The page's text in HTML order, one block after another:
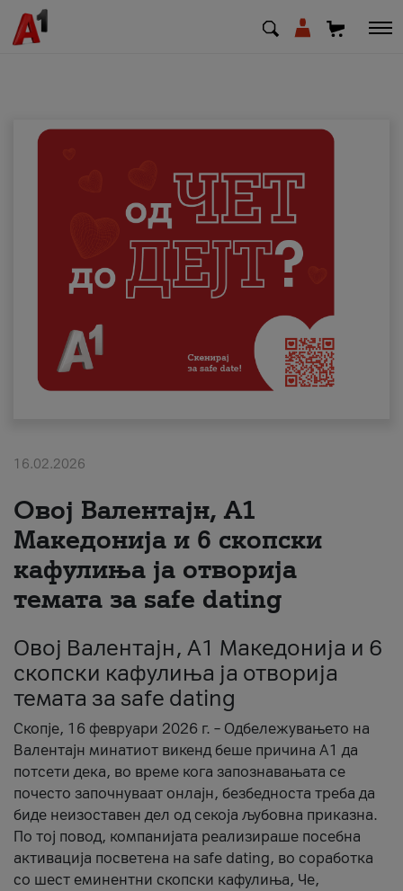
Деловни
Поддршка
Надополни кредит
Плати сметка
#ПодобарОнлајн
16.02.2026
Овој Валентајн, A1
Македонија и 6 скопски
кафулиња ја отворија
темата за safe dating
Овој Валентајн, A1 Македонија и 6
скопски кафулиња ја отворија
темата за safe dating
Скопје, 16 февруари 2026 г. – Одбележувањето на
Валентајн минатиот викенд беше причина А1 да
потсети дека, во време кога запознавањата се
почесто започнуваат онлајн, безбедноста треба да
биде неизоставен дел од секоја љубовна приказна.
По тој повод, компанијата реализираше посебна
активација посветена на safe dating, во соработка
со шест еминентни скопски кафулиња, Че,